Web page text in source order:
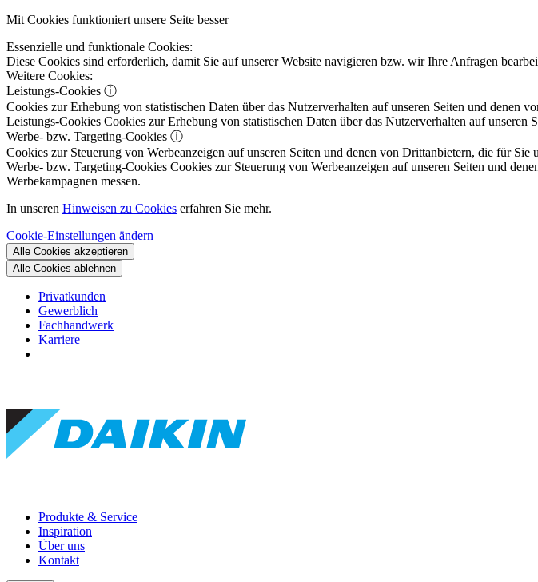
Mit Cookies funktioniert unsere Seite besser
Essenzielle und funktionale Cookies:
Diese Cookies sind erforderlich, damit Sie auf unserer Website navigieren bzw. wir Ihre Anfragen
Weitere Cookies:
Leistungs-Cookies ⓘ
Cookies zur Erhebung von statistischen Daten über das Nutzerverhalten auf unseren Seiten und denen
Leistungs-Cookies Cookies zur Erhebung von statistischen Daten über das Nutzerverhalten auf unseren
Werbe- bzw. Targeting-Cookies ⓘ
Cookies zur Steuerung von Werbeanzeigen auf unseren Seiten und denen von Drittanbietern, die für
Werbe- bzw. Targeting-Cookies Cookies zur Steuerung von Werbeanzeigen auf unseren Seiten und
Werbekampagnen messen.
In unseren Hinweisen zu Cookies erfahren Sie mehr.
Cookie-Einstellungen ändern
Alle Cookies akzeptieren
Alle Cookies ablehnen
Privatkunden
Gewerblich
Fachhandwerk
Karriere
Produkte & Service
Inspiration
Über uns
Kontakt